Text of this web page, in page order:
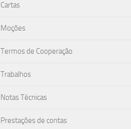
Cartas
Moções
Termos de Cooperação
Trabalhos
Notas Técnicas
Prestações de contas